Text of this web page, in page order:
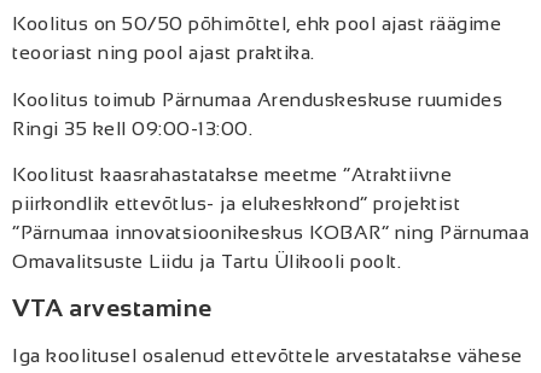
Koolitus on 50/50 põhimõttel, ehk pool ajast räägime
teooriast ning pool ajast praktika.
Koolitus toimub Pärnumaa Arenduskeskuse ruumides
Ringi 35 kell 09:00-13:00.
Koolitust kaasrahastatakse meetme “Atraktiivne
piirkondlik ettevõtlus- ja elukeskkond” projektist
“Pärnumaa innovatsioonikeskus KOBAR” ning Pärnumaa
Omavalitsuste Liidu ja Tartu Ülikooli poolt.
VTA arvestamine
Iga koolitusel osalenud ettevõttele arvestatakse vähese